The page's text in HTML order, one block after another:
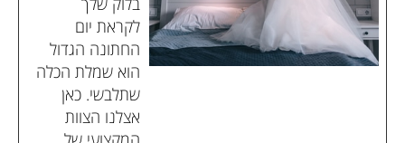
לקראת יום
החתונה הגדול
הוא שמלת הכלה
שתלבשי. כאן
אצלנו הצוות